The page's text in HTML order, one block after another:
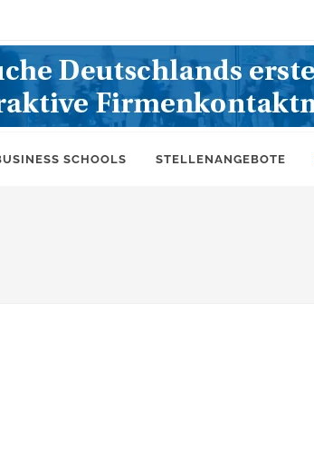
SCHOOLS STELLENANGEBOTE